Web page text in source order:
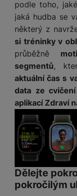
a
p
t
é
a
p
e
d
s
á
d
k
y
T
n
á
m
c
h
l
o
n
a
b
íj
e
č
k
o
P
h
P
ří
s
l
u
š
e
n
s
t
H
U
B
b
e
l
y
R
e
d
u
k
c
i
s
k
y
/
n
o
s
i
e
d
a
F
P
n
y
P
l
u
e
n
s
t
v
í
p
r
podle toho,
jaká hudba se
některý z
si tréninky v
průběžně
segmentů,
aktuální čas s
data ze
aplikací Zdraví
Dělejte
pokročilým